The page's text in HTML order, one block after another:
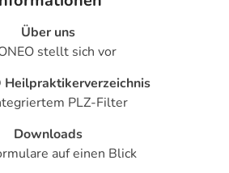
Über uns
stellt sich vor
Heilpraktikerverzeichnis
PLZ-Filter
Downloads
auf einen Blick